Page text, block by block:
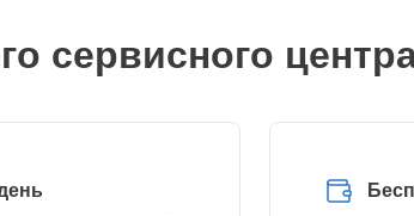
сервисного